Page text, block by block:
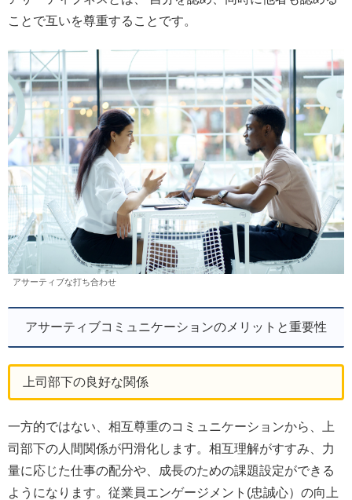
ことで互いを尊重することです。
アサーティブな打ち合わせ
アサーティブコミュニケーションのメリットと重要性
上司部下の良好な関係
一方的ではない、相互尊重のコミュニケーションから、上
司部下の人間関係が円滑化します。相互理解がすすみ、力
量に応じた仕事の配分や、成長のための課題設定ができる
ようになります。従業員エンゲージメント(忠誠心）の向上